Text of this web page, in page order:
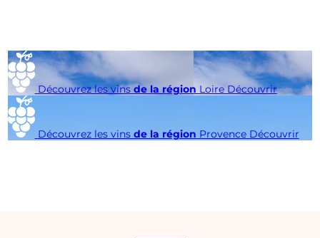
Découvrez les vins de la région Loire Découvrir
Découvrez les vins de la région Provence Découvrir